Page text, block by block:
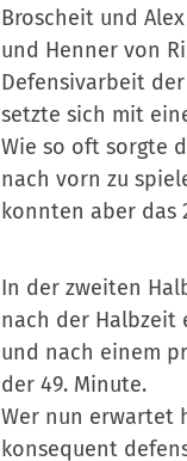
Broscheit und
und Henner von
Defensivarbeit
setzte sich mit
Wie so oft sorgte
nach vorn zu
konnten aber das
In der zweiten
nach der Halbzeit
und nach einem
der 49. Minute.
Wer nun erwartet
konsequent